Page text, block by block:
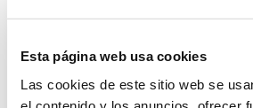
Esta página web usa cookies
Las cookies de este sitio web se
Tu acceso ha sido activado